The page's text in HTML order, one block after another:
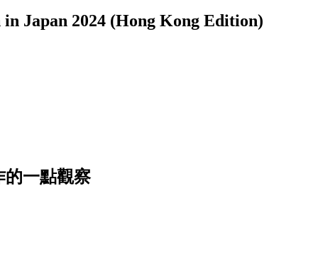
Japan 2024 (Hong Kong Edition)
的一點觀察